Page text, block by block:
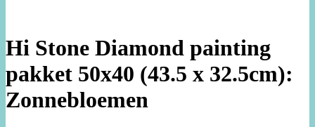
Hi Stone Diamond painting
pakket 50x40 (43.5 x 32.5cm):
Zonnebloemen